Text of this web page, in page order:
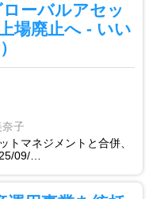
ーバルアセッ
場廃止へ - いい
子
トマネジメントと合併、
09/…